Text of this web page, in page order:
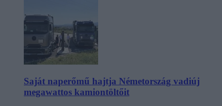
Saját naperőmű hajtja Németország vadiúj
megawattos kamiontöltőit